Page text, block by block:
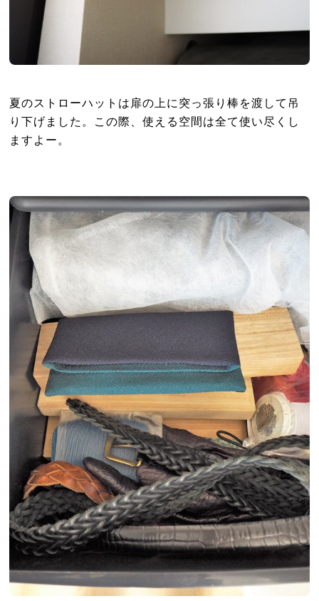
夏のストローハットは扉の上に突っ張り棒を渡して吊
り下げました。この際、使える空間は全て使い尽くし
ますよー。